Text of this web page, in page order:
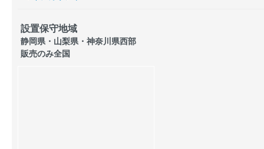
設置保守地域
静岡県・山梨県・神奈川県西部
販売のみ全国